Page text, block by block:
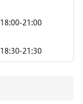
18:00-21:00
18:30-21:30